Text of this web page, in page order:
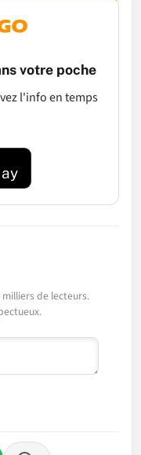
votre poche
l'info en temps
de lecteurs.